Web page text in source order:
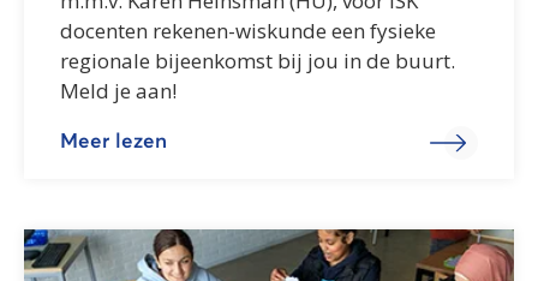
docenten rekenen-wiskunde een fysieke
regionale bijeenkomst bij jou in de buurt.
Meld je aan!
Meer lezen